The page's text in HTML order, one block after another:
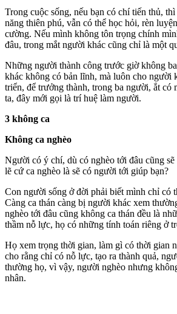
Trong cuộc sống, nếu bạn có chí tiến thủ,
năng thiên phú, vẫn có thể học hỏi, rèn
cường. Nếu mình không tôn trọng chính
đâu, trong mắt người khác cũng chỉ là một
Những người thành công trước giờ không
khác không có bản lĩnh, mà luôn cho người
triển, để trưởng thành, trong ba người, ắt có
ta, đây mới gọi là trí huệ làm người.
3 không ca
Không ca nghèo
Người có ý chí, dù có nghèo tới đâu cũng
lẽ cứ ca nghèo là sẽ có người tới giúp bạn?
Con người sống ở đời phải biết mình chỉ có
Càng ca thán càng bị người khác xem
nghèo tới đâu cũng không ca thán đều là
thầm nỗ lực, họ có những tính toán riêng ở
Họ xem trọng thời gian, làm gì có thời gian
cho rằng chỉ có nỗ lực, tạo ra thành quả,
thường họ, vì vậy, người nghèo nhưng
nhân.